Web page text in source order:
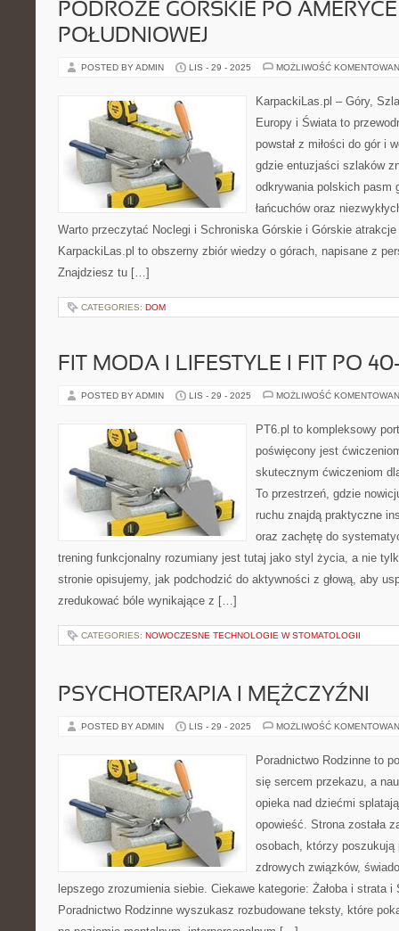
PODRÓŻE GÓRSKIE PO AMERYCE
POŁUDNIOWEJ
POSTED BY ADMIN LIS - 29 - 2025 MOŻLIWOŚĆ
KarpackiLas.pl – Góry,
Europy i Świata to
powstał z miłości do gór i
gdzie entuzjaści szlaków
odkrywania polskich pasm
łańcuchów oraz
Warto przeczytać Noclegi i Schroniska Górskie i Górskie
KarpackiLas.pl to obszerny zbiór wiedzy o górach, napisane z
Znajdziesz tu […]
CATEGORIES: DOM
FIT MODA I LIFESTYLE I FIT PO
POSTED BY ADMIN LIS - 29 - 2025 MOŻLIWOŚĆ
PT6.pl to kompleksowy
poświęcony jest
skutecznym ćwiczeniom
To przestrzeń, gdzie
ruchu znajdą praktyczne
oraz zachętę do
trening funkcjonalny rozumiany jest tutaj jako styl życia, a nie
stronie opisujemy, jak podchodzić do aktywności z głową, aby
zredukować bóle wynikające z […]
CATEGORIES: NOWOCZESNE TECHNOLOGIE W STOMATOLOGII
PSYCHOTERAPIA I MĘŻCZYŹNI
POSTED BY ADMIN LIS - 29 - 2025 MOŻLIWOŚĆ
Poradnictwo Rodzinne to
się sercem przekazu, a
opieka nad dziećmi
opowieść. Strona została
osobach, którzy poszukują
zdrowych związków,
lepszego zrozumienia siebie. Ciekawe kategorie: Żałoba i strata
Poradnictwo Rodzinne wyszukasz rozbudowane teksty, które